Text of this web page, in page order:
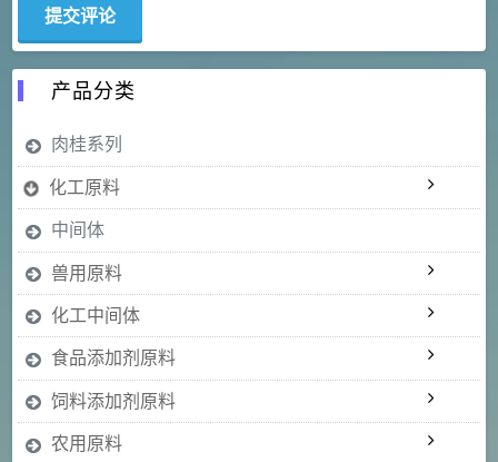
产品分类
肉桂系列
化工原料
中间体
兽用原料
化工中间体
食品添加剂原料
饲料添加剂原料
农用原料